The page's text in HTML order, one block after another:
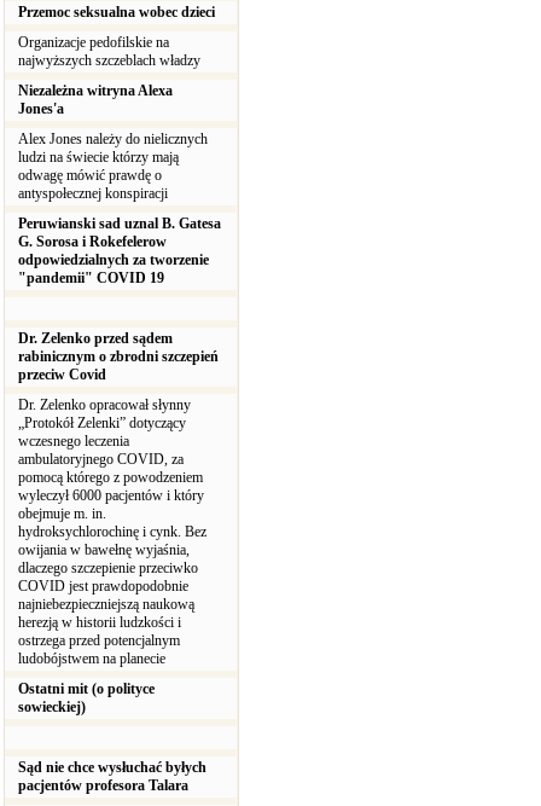
Przemoc seksualna wobec dzieci
Organizacje pedofilskie na
najwyższych szczeblach władzy
Niezależna witryna Alexa
Jones'a
Alex Jones należy do nielicznych
ludzi na świecie którzy mają
odwagę mówić prawdę o
antyspołecznej konspiracji
Peruwianski sad uznal B. Gatesa
G. Sorosa i Rokefelerow
odpowiedzialnych za tworzenie
"pandemii" COVID 19
Dr. Zelenko przed sądem
rabinicznym o zbrodni szczepień
przeciw Covid
Dr. Zelenko opracował słynny
„Protokół Zelenki” dotyczący
wczesnego leczenia
ambulatoryjnego COVID, za
pomocą którego z powodzeniem
wyleczył 6000 pacjentów i który
obejmuje m. in.
hydroksychlorochinę i cynk. Bez
owijania w bawełnę wyjaśnia,
dlaczego szczepienie przeciwko
COVID jest prawdopodobnie
najniebezpieczniejszą naukową
herezją w historii ludzkości i
ostrzega przed potencjalnym
ludobójstwem na planecie
Ostatni mit (o polityce
sowieckiej)
Sąd nie chce wysłuchać byłych
pacjentów profesora Talara